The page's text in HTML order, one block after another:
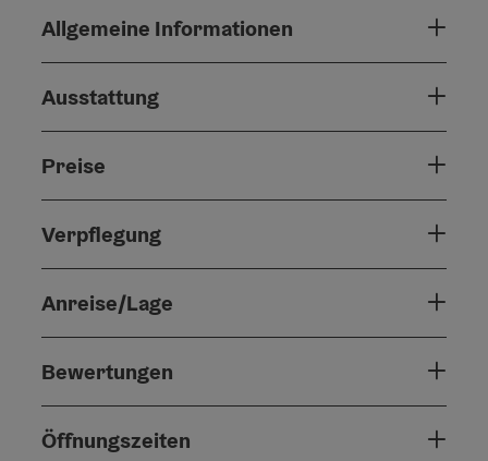
Allgemeine Informationen
Ausstattung
Preise
Verpflegung
Anreise/Lage
Bewertungen
Öffnungszeiten